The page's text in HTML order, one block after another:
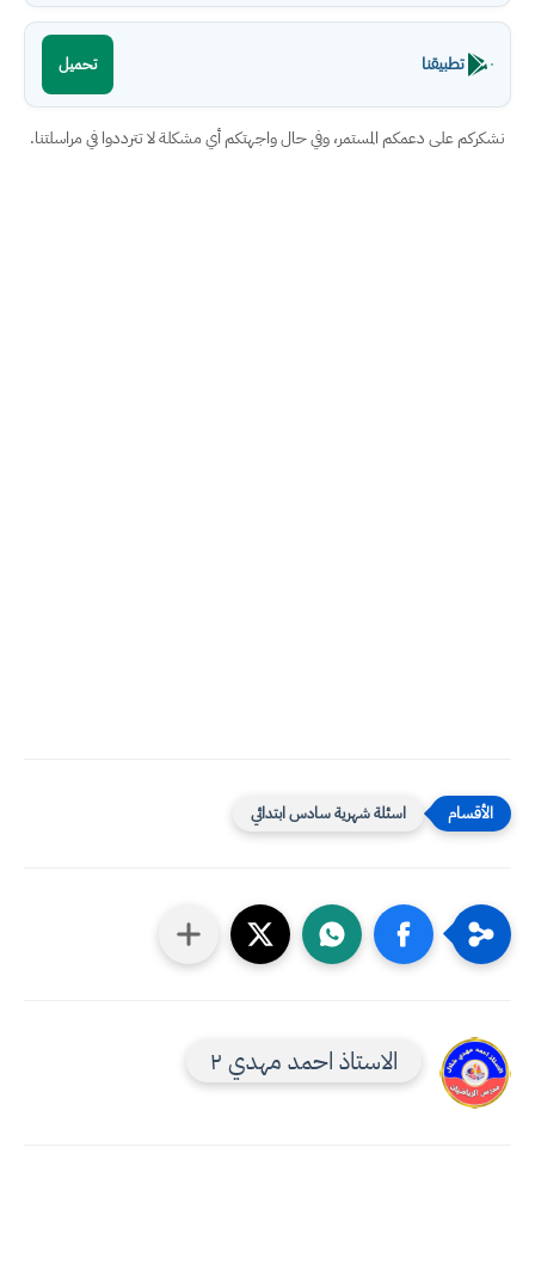
تطبيقنا تحميل
نشكركم على دعمكم المستمر، وفي حال واجهتكم أي مشكلة لا تترددوا في مراسلتنا.
اسئلة شهرية سادس ابتدائي
الاستاذ احمد مهدي ٢